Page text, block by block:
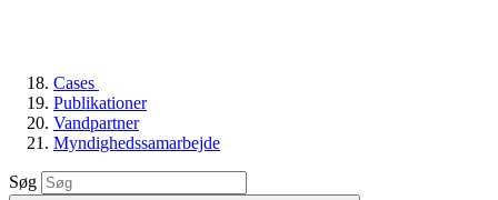
Cases
Publikationer
Vandpartner
Myndighedssamarbejde
Søg